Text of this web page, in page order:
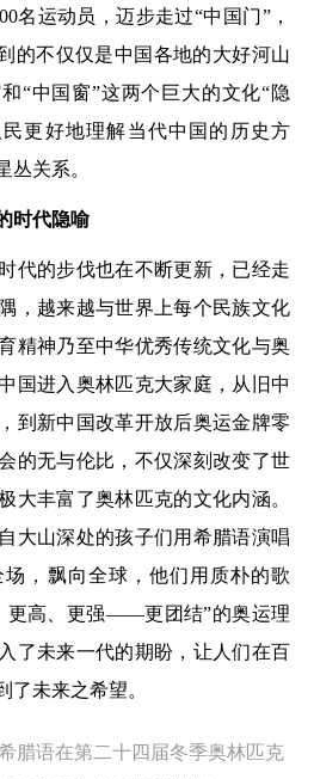
名运动员，迈步走过“中国门”，
的不仅仅是中国各地的大好河山
“中国窗”这两个巨大的文化“隐
更好地理解当代中国的历史方
丛关系。
代隐喻
的步伐也在不断更新，已经走
，越来越与世界上每个民族文化
精神乃至中华优秀传统文化与奥
国进入奥林匹克大家庭，从旧中
到新中国改革开放后奥运金牌零
的无与伦比，不仅深刻改变了世
大丰富了奥林匹克的文化内涵。
大山深处的孩子们用希腊语演唱
，飘向全球，他们用质朴的歌
更高、更强——更团结”的奥运理
了未来一代的期盼，让人们在百
了未来之希望。
腊语在第二十四届冬季奥林匹克